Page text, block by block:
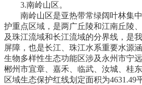
3.南岭山区。
南岭山区是亚热带常绿阔叶林集中
护重点区域，是两广丘陵和江南丘陵
及珠江流域和长江流域的分界线，是
屏障，也是长江、珠江水系重要水源
生物多样性生态功能区涉及永州市宁
郴州市宜章、嘉禾、临武、汝城、桂
区域生态保护红线划定面积为4631.49